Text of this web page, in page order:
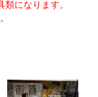
になります。